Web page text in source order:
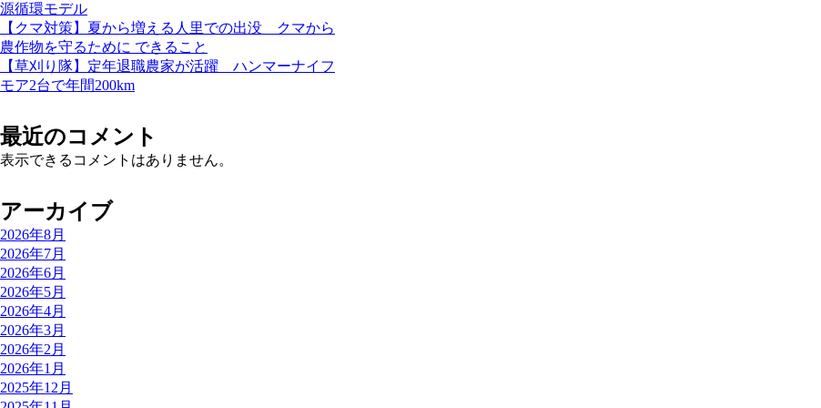
源循環モデル
【クマ対策】夏から増える人里での出没 クマから
農作物を守るために できること
【草刈り隊】定年退職農家が活躍 ハンマーナイフ
モア2台で年間200km
最近のコメント
表示できるコメントはありません。
アーカイブ
2026年8月
2026年7月
2026年6月
2026年5月
2026年4月
2026年3月
2026年2月
2026年1月
2025年12月